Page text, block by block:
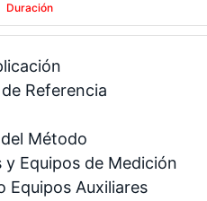
Duración
Referencia
Método
Equipos de Medición
Equipos Auxiliares